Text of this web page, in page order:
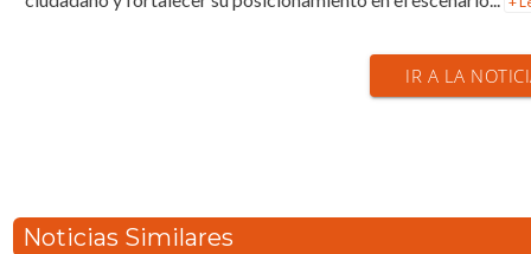
IR A LA
Noticias Similares